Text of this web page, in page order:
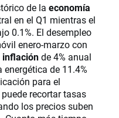
de la economía
en el Q1 mientras el
0.1%. El desempleo
enero-marzo con
inflaciónde 4% anual
de 11.4%
para el
recortar tasas
los precios suben